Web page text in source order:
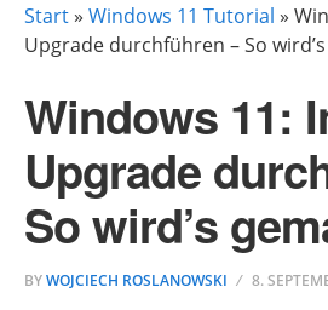
Start» Windows 11 Tutorial »
Upgrade durchführen – So
Windows 11:
Upgrade
So wird’s
BYWOJCIECH ROSLANOWSKI 8.